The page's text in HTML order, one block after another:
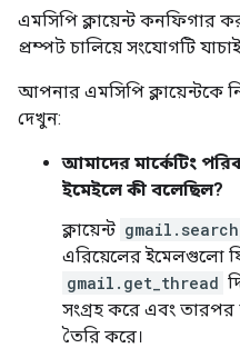
এমসিপি ক্লায়েন্ট কনফিগার
প্রম্পট চালিয়ে সংযোগটি
আপনার এমসিপি ক্লায়েন্টকে
দেখুন:
আমাদের মার্কেটিং
ইমেইলে কী বলেছিল?
ক্লায়েন্ট
এরিয়েলের ইমেলগুলো
gmail.get_thread
সংগ্রহ করে এবং
তৈরি করে।